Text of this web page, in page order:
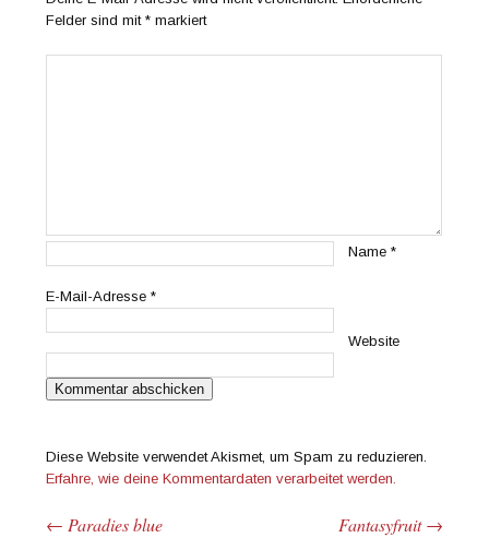
Felder sind mit* markiert
Name*
E-Mail-Adresse*
Website
Diese Website verwendet Akismet, um Spam zu reduzieren.
Erfahre, wie deine Kommentardaten verarbeitet werden.
← Paradies blue Fantasyfruit→